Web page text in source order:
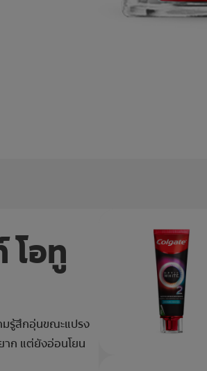
โอทู
มรู้สึกอุ่นขณะแปรง
ก แต่ยังอ่อนโยน